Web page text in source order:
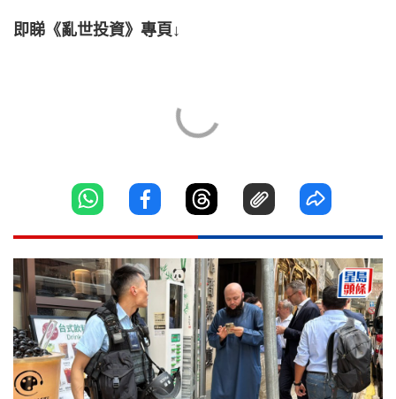
即睇《亂世投資》專頁↓